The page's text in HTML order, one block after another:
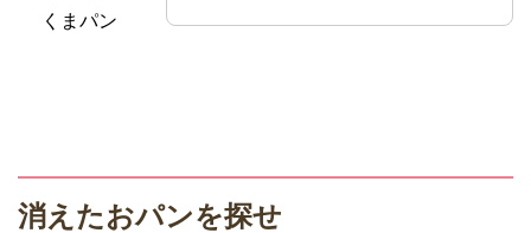
くまパン
消えたおパンを探せ